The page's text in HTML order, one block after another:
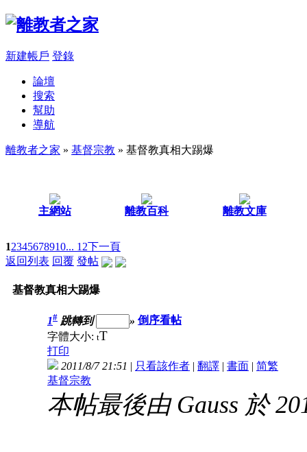
新建帳戶 登錄
論壇
搜索
幫助
導航
離教者之家 » 基督宗教 » 基督教真相大踢爆
主網站 離教百科 離教文庫
12345678910... 12下一頁
返回列表 回覆 發帖
基督教真相大踢爆
1# 跳轉到 » 倒序看帖
字體大小: tT
打印
2011/8/7 21:51 | 只看該作者 | 翻譯 | 書面 | 简繁
基督宗教
本帖最後由 Gauss 於